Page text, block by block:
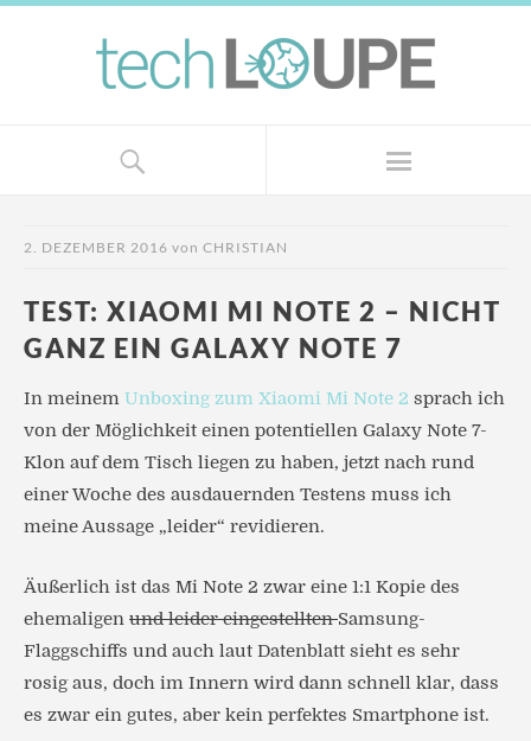
2. DEZEMBER 2016 von CHRISTIAN
TEST: XIAOMI MI NOTE 2 – NICHT
GANZ EIN GALAXY NOTE 7
In meinem Unboxing zum Xiaomi Mi Note 2 sprach ich
von der Möglichkeit einen potentiellen Galaxy Note 7-
Klon auf dem Tisch liegen zu haben, jetzt nach rund
einer Woche des ausdauernden Testens muss ich
meine Aussage „leider“ revidieren.
Äußerlich ist das Mi Note 2 zwar eine 1:1 Kopie des
ehemaligen und leider eingestelltenSamsung-
Flaggschiffs und auch laut Datenblatt sieht es sehr
rosig aus, doch im Innern wird dann schnell klar, dass
es zwar ein gutes, aber kein perfektes Smartphone ist.